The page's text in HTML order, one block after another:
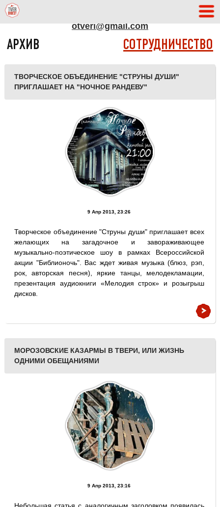
otveri@gmail.com
АРХИВ СОТРУДНИЧЕСТВО
ТВОРЧЕСКОЕ ОБЪЕДИНЕНИЕ "СТРУНЫ ДУШИ"
ПРИГЛАШАЕТ НА "НОЧНОЕ РАНДЕВУ"
9 Апр 2013, 23:26
Творческое объединение "Струны души" приглашает всех
желающих на загадочное и завораживающее
музыкально-поэтическое шоу в рамках Всероссийской
акции "Библионочь". Вас ждет живая музыка (блюз, рэп,
рок, авторская песня), яркие танцы, мелодекламации,
презентация аудиокниги «Мелодия строк» и розыгрыш
дисков.
МОРОЗОВСКИЕ КАЗАРМЫ В ТВЕРИ, ИЛИ ЖИЗНЬ
ОДНИМИ ОБЕЩАНИЯМИ
9 Апр 2013, 23:16